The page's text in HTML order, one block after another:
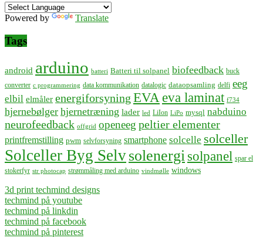
Powered by Translate
Tags
android arduino batteri Batteri til solpanel biofeedback buck
converter c programmering data kommunikation datalogic dataopsamling delfi eeg
elbil elmåler energiforsyning EVA eva laminat f734
hjernebølger hjernetræning lader led LiIon LiPo mysql nabduino
neurofeedback offgrid openeeg peltier elementer
printfremstilling pwm selvforsyning smartphone solcelle solceller
Solceller Byg Selvsolenergisolpanel spar el
stokerfyr str photocap strømmåling med arduino vindmølle windows
3d print techmind designs
techmind på youtube
techmind på linkdin
techmind på facebook
techmind på pinterest